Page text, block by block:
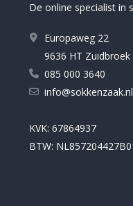
De online specialist in
Europaweg 22
9636 HT Zuidbroek
085 000 3640
info@sokkenzaak.nl
KVK: 67864937
BTW: